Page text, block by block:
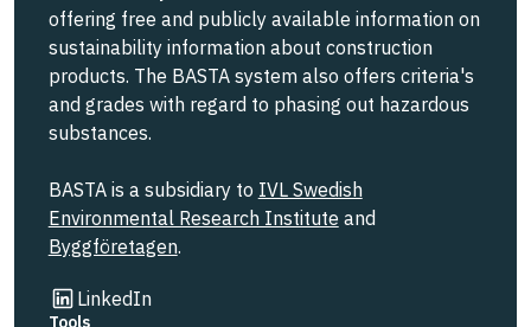
offering free and publicly available information on
sustainability information about construction
products. The BASTA system also offers criteria's
and grades with regard to phasing out hazardous
substances.
BASTA is a subsidiary to IVL Swedish
Environmental Research Institute and
Byggföretagen.
LinkedIn
Link to other website
Tools